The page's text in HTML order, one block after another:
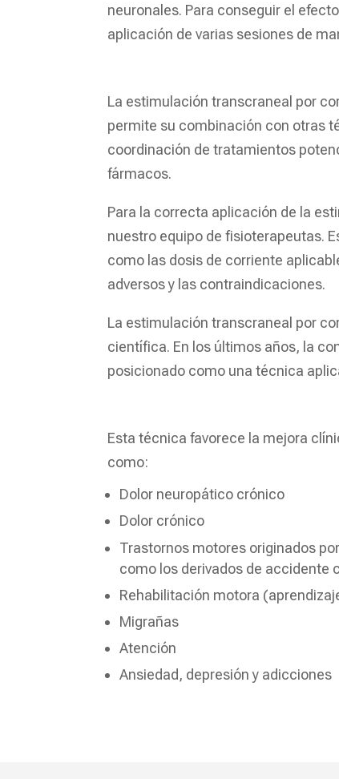
neuronales. Para conseguir el
aplicación de varias sesiones de
La estimulación transcraneal por
permite su combinación con otras
coordinación de tratamientos
fármacos.
Para la correcta aplicación de la
nuestro equipo de fisioterapeutas.
como las dosis de corriente
adversos y las contraindicaciones.
La estimulación transcraneal por
científica. En los últimos años, la
posicionado como una técnica
Esta técnica favorece la mejora
como:
Dolor neuropático crónico
Dolor crónico
Trastornos motores originados
como los derivados de accidente
Rehabilitación motora
Migrañas
Atención
Ansiedad, depresión y adicciones